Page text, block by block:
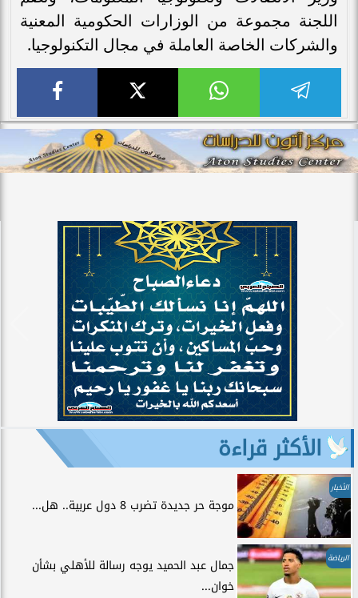
اللجنة مجموعة من الوزارات الحكومية المعنية
والشركات الخاصة العاملة في مجال التكنولوجيا.
الأكثر قراءة
الأخبار
موجة حر جديدة تضرب 8 دول عربية.. هل...
الرياضة
جمال عبد الحميد يوجه رسالة للأهلي بشأن
خوان...